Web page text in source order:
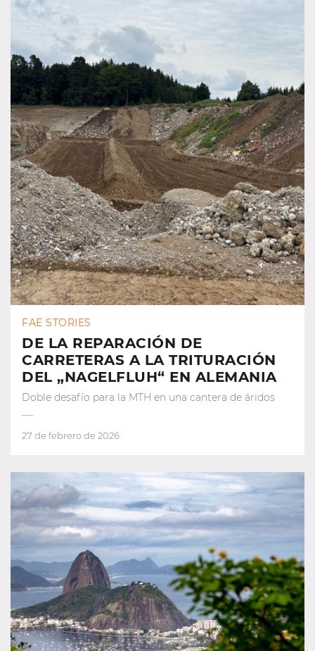
FAE STORIES
DE LA REPARACIÓN DE
CARRETERAS A LA TRITURACIÓN
DEL „NAGELFLUH“ EN ALEMANIA
Doble desafío para la MTH en una cantera de áridos
27 de febrero de 2026